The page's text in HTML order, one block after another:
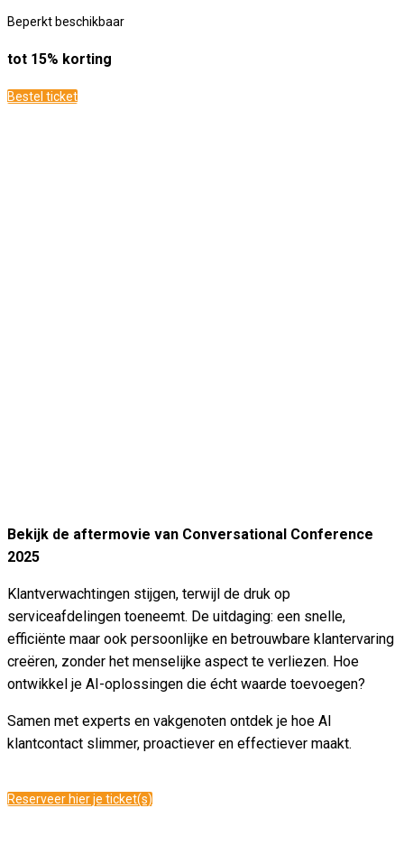
Beperkt beschikbaar
tot 15% korting
Bestel ticket
Bekijk de aftermovie van Conversational Conference
2025
Klantverwachtingen stijgen, terwijl de druk op
serviceafdelingen toeneemt. De uitdaging: een snelle,
efficiënte maar ook persoonlijke en betrouwbare klantervaring
creëren, zonder het menselijke aspect te verliezen. Hoe
ontwikkel je AI-oplossingen die écht waarde toevoegen?
Samen met experts en vakgenoten ontdek je hoe AI
klantcontact slimmer, proactiever en effectiever maakt.
Reserveer hier je ticket(s)